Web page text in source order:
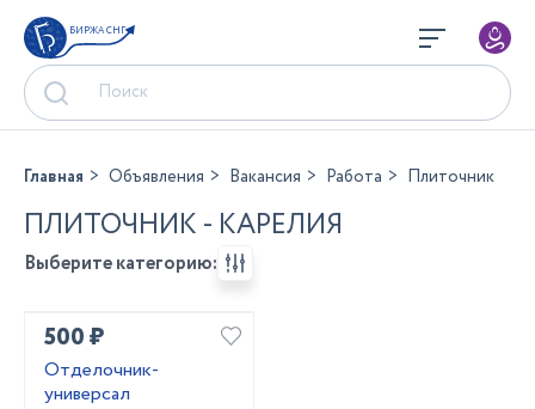
БИРЖА СНГ
Главная Объявления Вакансия Работа Плиточник
ПЛИТОЧНИК - КАРЕЛИЯ
Выберите категорию:
500 ₽
Отделочник-
универсал